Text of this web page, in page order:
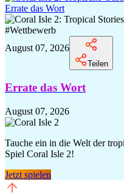
Errate das Wort
#Wettbewerb
August 07, 2026
Teilen
Errate das Wort
August 07, 2026
Tauche ein in die Welt der
Spiel Coral Isle 2!
Jetzt spielen